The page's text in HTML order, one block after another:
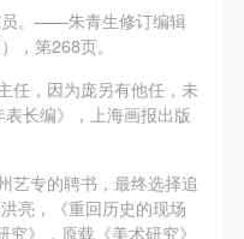
员。——朱青生修订编辑
，第268页。
任，因为庞另有他任，未
长编》，上海画报出版
艺专的聘书，最终选择追
亮，《重回历史的现场
》，原载《美术研究》